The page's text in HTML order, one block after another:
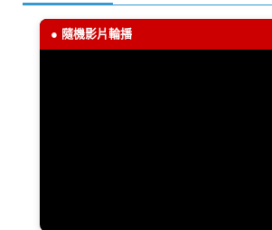
● 隨機影片輪播